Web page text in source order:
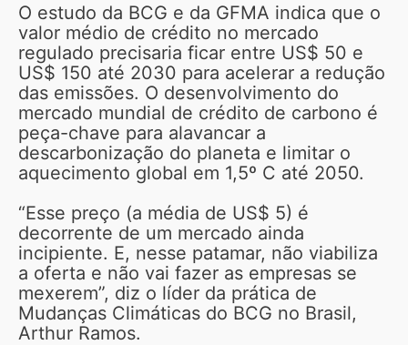
O estudo da BCG e da GFMA indica que o
valor médio de crédito no mercado
regulado precisaria ficar entre US$ 50 e
US$ 150 até 2030 para acelerar a redução
das emissões. O desenvolvimento do
mercado mundial de crédito de carbono é
peça-chave para alavancar a
descarbonização do planeta e limitar o
aquecimento global em 1,5º C até 2050.
“Esse preço (a média de US$ 5) é
decorrente de um mercado ainda
incipiente. E, nesse patamar, não viabiliza
a oferta e não vai fazer as empresas se
mexerem”, diz o líder da prática de
Mudanças Climáticas do BCG no Brasil,
Arthur Ramos.